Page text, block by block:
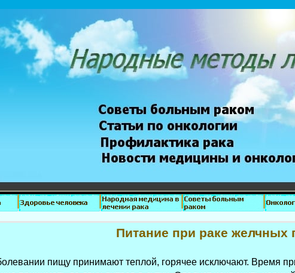
Питание при раке желчных
пищу принимают теплой, горячее исключают. Время